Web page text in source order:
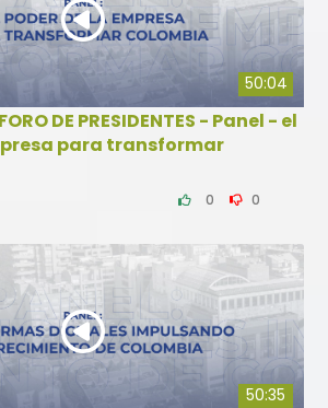
50:04
DE PRESIDENTES - Panel - el
para transformar
0 0
50:35